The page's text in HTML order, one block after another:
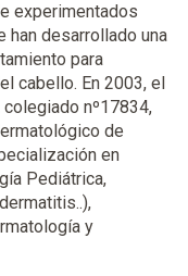
experimentados
han desarrollado una
para
cabello. En 2003, el
nº17834,
de
en
Pediátrica,
y